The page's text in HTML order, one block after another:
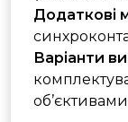
Додаткові
Варіанти
об’єктивами